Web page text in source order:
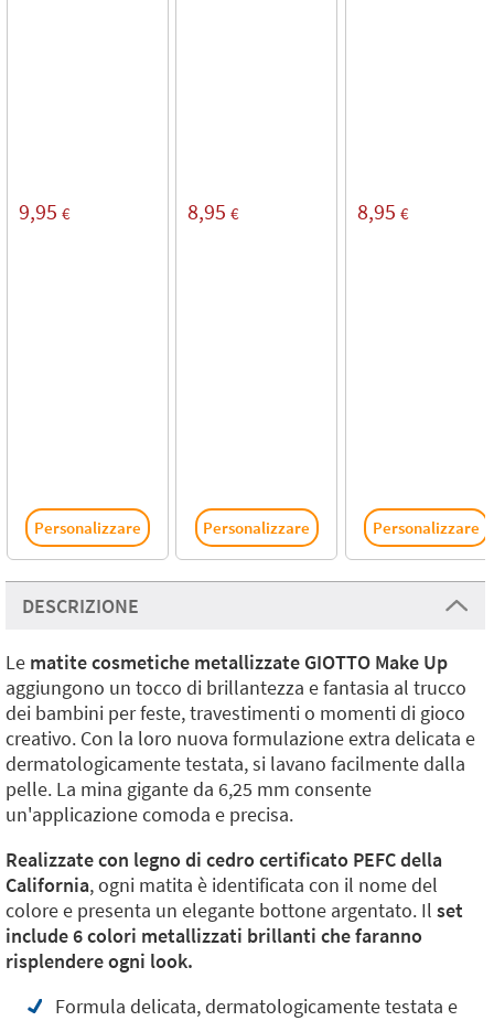
9,95 €
Personalizzare
8,95 €
Personalizzare
8,95 €
Personalizzare
DESCRIZIONE
Le matite cosmetiche metallizzate GIOTTO Make Up
aggiungono un tocco di brillantezza e fantasia al trucco
dei bambini per feste, travestimenti o momenti di gioco
creativo. Con la loro nuova formulazione extra delicata e
dermatologicamente testata, si lavano facilmente dalla
pelle. La mina gigante da 6,25 mm consente
un'applicazione comoda e precisa.
Realizzate con legno di cedro certificato PEFC della
California, ogni matita è identificata con il nome del
colore e presenta un elegante bottone argentato. Il set
include 6 colori metallizzati brillanti che faranno
risplendere ogni look.
Formula delicata, dermatologicamente testata e